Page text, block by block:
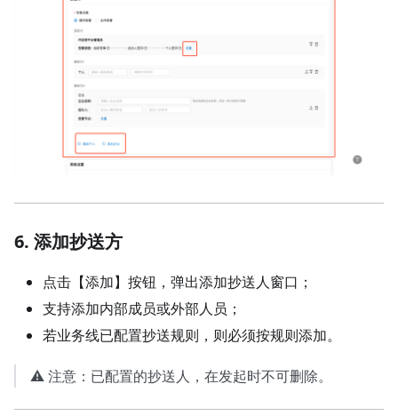
6. 添加抄送方
点击【添加】按钮，弹出添加抄送人窗口；
支持添加内部成员或外部人员；
若业务线已配置抄送规则，则必须按规则添加。
⚠️ 注意：已配置的抄送人，在发起时不可删除。